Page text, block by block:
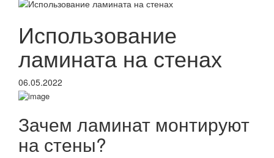
Использование
ламината на стенах
06.05.2022
Зачем ламинат монтируют
на стены?